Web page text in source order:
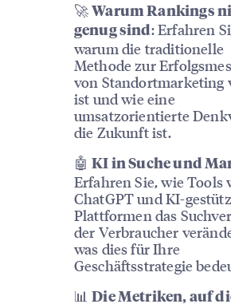
🚀Warum Rankings
genug sind: Erfahren
warum die traditionelle
Methode zur
von Standortmarketing
ist und wie eine
umsatzorientierte
die Zukunft ist.
🤖KI in Suche und
Erfahren Sie, wie Tools
ChatGPT und KI-
Plattformen das
der Verbraucher
was dies für Ihre
Geschäftsstrategie
📊Die Metriken, auf